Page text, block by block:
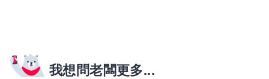
我想問老闆更多...